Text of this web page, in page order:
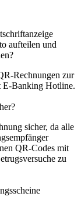
aufteilen und
Rechnungen zur
E-Banking Hotline.
sicher, da alle
QR-Codes mit
zu